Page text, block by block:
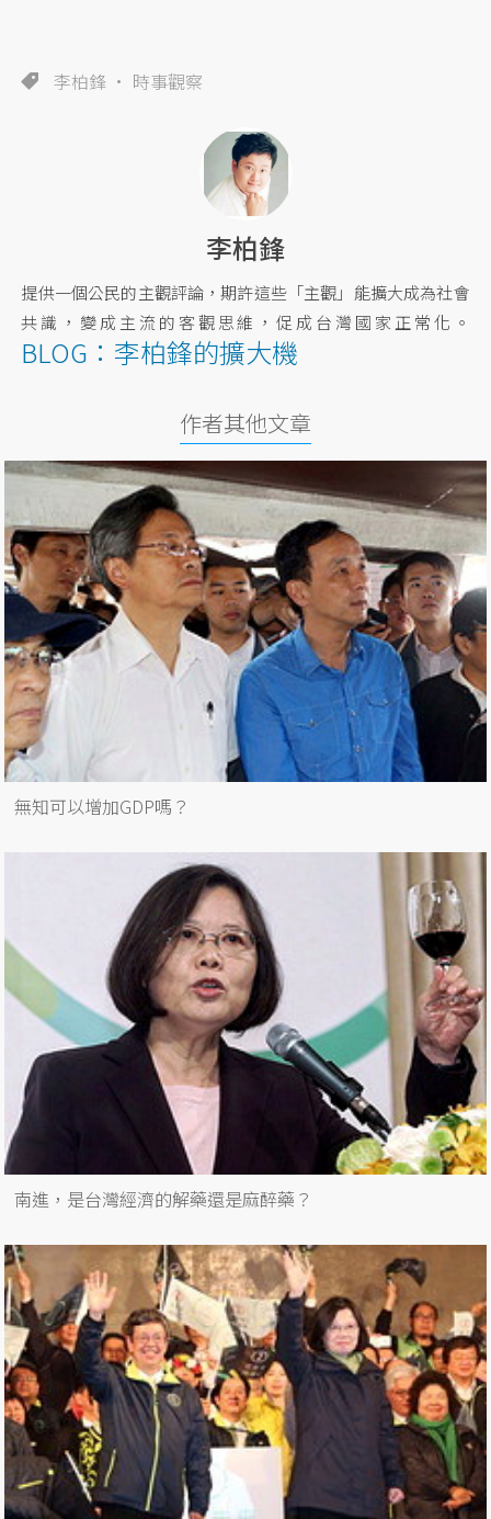
李柏鋒 時事觀察
李柏鋒
提供一個公民的主觀評論，期許這些「主觀」能擴大成為社會
共識，變成主流的客觀思維，促成台灣國家正常化。
BLOG：李柏鋒的擴大機
作者其他文章
無知可以增加GDP嗎？
南進，是台灣經濟的解藥還是麻醉藥？